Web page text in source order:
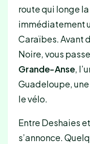
route qui longe
immédiatement
Caraïbes. Avant
Noire, vous
Grande-Anse,
Guadeloupe,
le vélo.
Entre Deshaies et
s’annonce.